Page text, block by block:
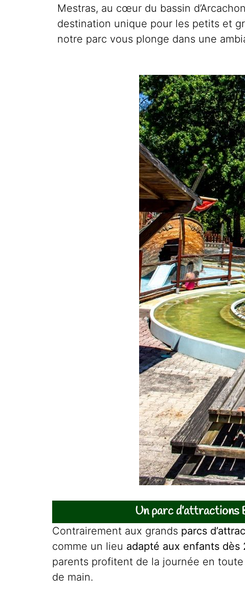
Mestras, au cœur du bassin
destination unique pour les petits et
notre parc vous plonge dans une
Un parc d’attractions
Contrairement aux grands parcs
comme un lieu adapté aux enfants dès
parents profitent de la journée en
de main.